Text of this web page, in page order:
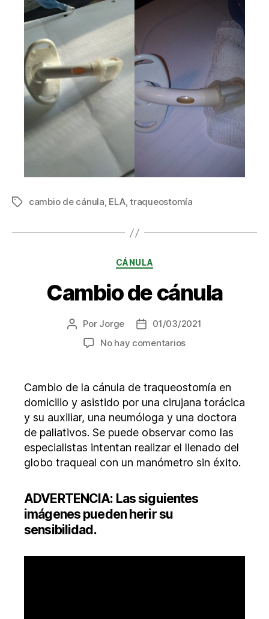
Etiquetas
cambio de cánula, ELA,traqueostomía
Categorías
CÁNULA
Cambio de cánula
Autor
Por Jorge
Fecha01/03/2021
No hay comentariosen
cánula
Cambio de la cánula de traqueostomía en
domicilio y asistido por una cirujana torácica
y su auxiliar, una neumóloga y una doctora
de paliativos. Se puede observar como las
especialistas intentan realizar el llenado del
globo traqueal con un manómetro sin éxito.
ADVERTENCIA: Las siguientes
imágenes pueden herir su
sensibilidad.